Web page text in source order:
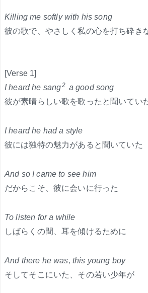
Killing me softly with his song
彼の歌で、やさしく私の心を打ち砕き
[Verse 1]
I heard he sang2 a good song
彼が素晴らしい歌を歌ったと聞いてい
I heard he had a style
彼には独特の魅力があると聞いていた
And so I came to see him
だからこそ、彼に会いに行った
To listen for a while
しばらくの間、耳を傾けるために
And there he was, this young boy
そしてそこにいた、その若い少年が